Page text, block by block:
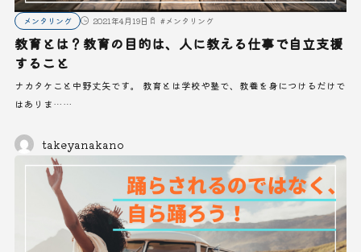
メンタリング 2021年4月19日 #メンタリング
教育とは？教育の目的は、人に教える仕事で自立支援
すること
ナカタケこと中野丈矢です。 教育とは学校や塾で、教養を身につけるだけで
はありま……
takeyanakano